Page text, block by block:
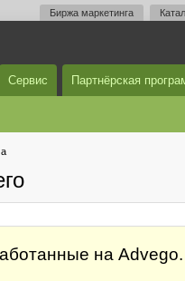
Биржа маркетинга
Сервис Партнёрская
на Advego.